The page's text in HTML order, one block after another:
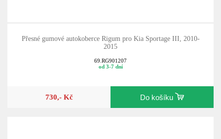
Přesné gumové autokoberce Rigum pro Kia Sportage III, 2010-
2015
69.RG901207
od 3-7 dní
730,- Kč Do košíku